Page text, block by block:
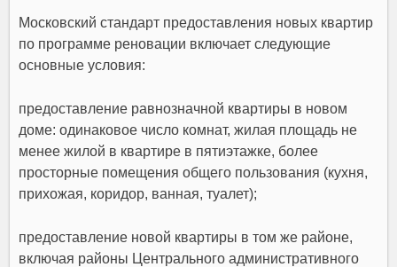
Московский стандарт предоставления новых квартир
по программе реновации включает следующие
основные условия:
предоставление равнозначной квартиры в новом
доме: одинаковое число комнат, жилая площадь не
менее жилой в квартире в пятиэтажке, более
просторные помещения общего пользования (кухня,
прихожая, коридор, ванная, туалет);
предоставление новой квартиры в том же районе,
включая районы Центрального административного